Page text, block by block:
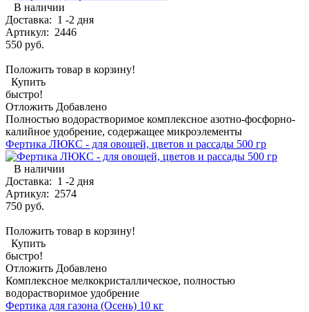
В наличии
Доставка: 1 -2 дня
Артикул: 2446
550 руб.
Положить товар в корзину!
Купить
быстро!
Отложить Добавлено
Полностью водорастворимое комплексное азотно-фосфорно-
калийное удобрение, содержащее микроэлементы
Фертика ЛЮКС - для овощей, цветов и рассады 500 гр
В наличии
Доставка: 1 -2 дня
Артикул: 2574
750 руб.
Положить товар в корзину!
Купить
быстро!
Отложить Добавлено
Комплексное мелкокристаллическое, полностью
водорастворимое удобрение
Фертика для газона (Осень) 10 кг